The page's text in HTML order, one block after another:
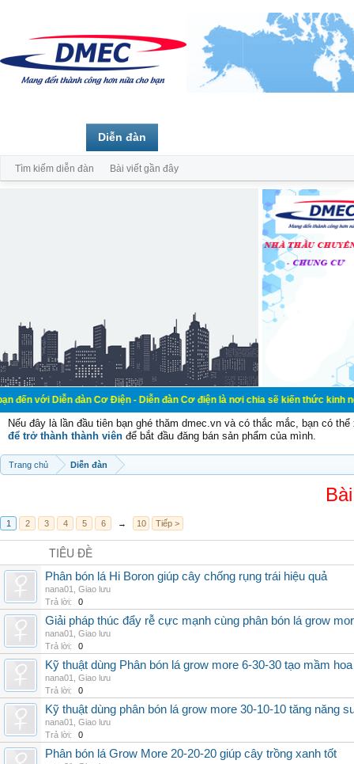
đàn Cơ Điện - Diễn đàn Cơ điện là nơi chia sẽ kiến thức kinh nghiệm
Nếu đây là lần đầu tiên bạn ghé thăm dmec.vn và có thắc mắc, bạn có
để trở thành thành viên để bắt đầu đăng bán sản phẩm của mình.
Trang chủ Diễn đàn
1 2 3 4 5 6 → 10 Tiếp >
TIÊU ĐỀ
Phân bón lá Hi Boron giúp cây chống rụng trái hiệu quả
nana01
Giao lưu
Trả lời:
0
Giải pháp thúc đẩy rễ cực mạnh cùng phân bón lá grow
nana01
Giao lưu
Trả lời:
0
Kỹ thuật dùng Phân bón lá grow more 6-30-30 tạo mầm hoa
nana01
Giao lưu
Trả lời:
0
Kỹ thuật dùng phân bón lá grow more 30-10-10 tăng năng
nana01
Giao lưu
Trả lời:
0
Phân bón lá Grow More 20-20-20 giúp cây trồng xanh tốt
Diễn đàn
Tìm kiếm diễn đàn Bài viết gần đây